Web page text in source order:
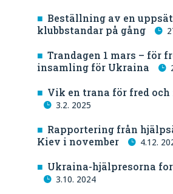
Beställning av en
klubbstandar på gång
Trandagen 1 mars – för
insamling för Ukraina
Vik en trana för fred
3.2. 2025
Rapportering från
Kiev i november
4.12.
Ukraina-hjälpresorna
3.10. 2024